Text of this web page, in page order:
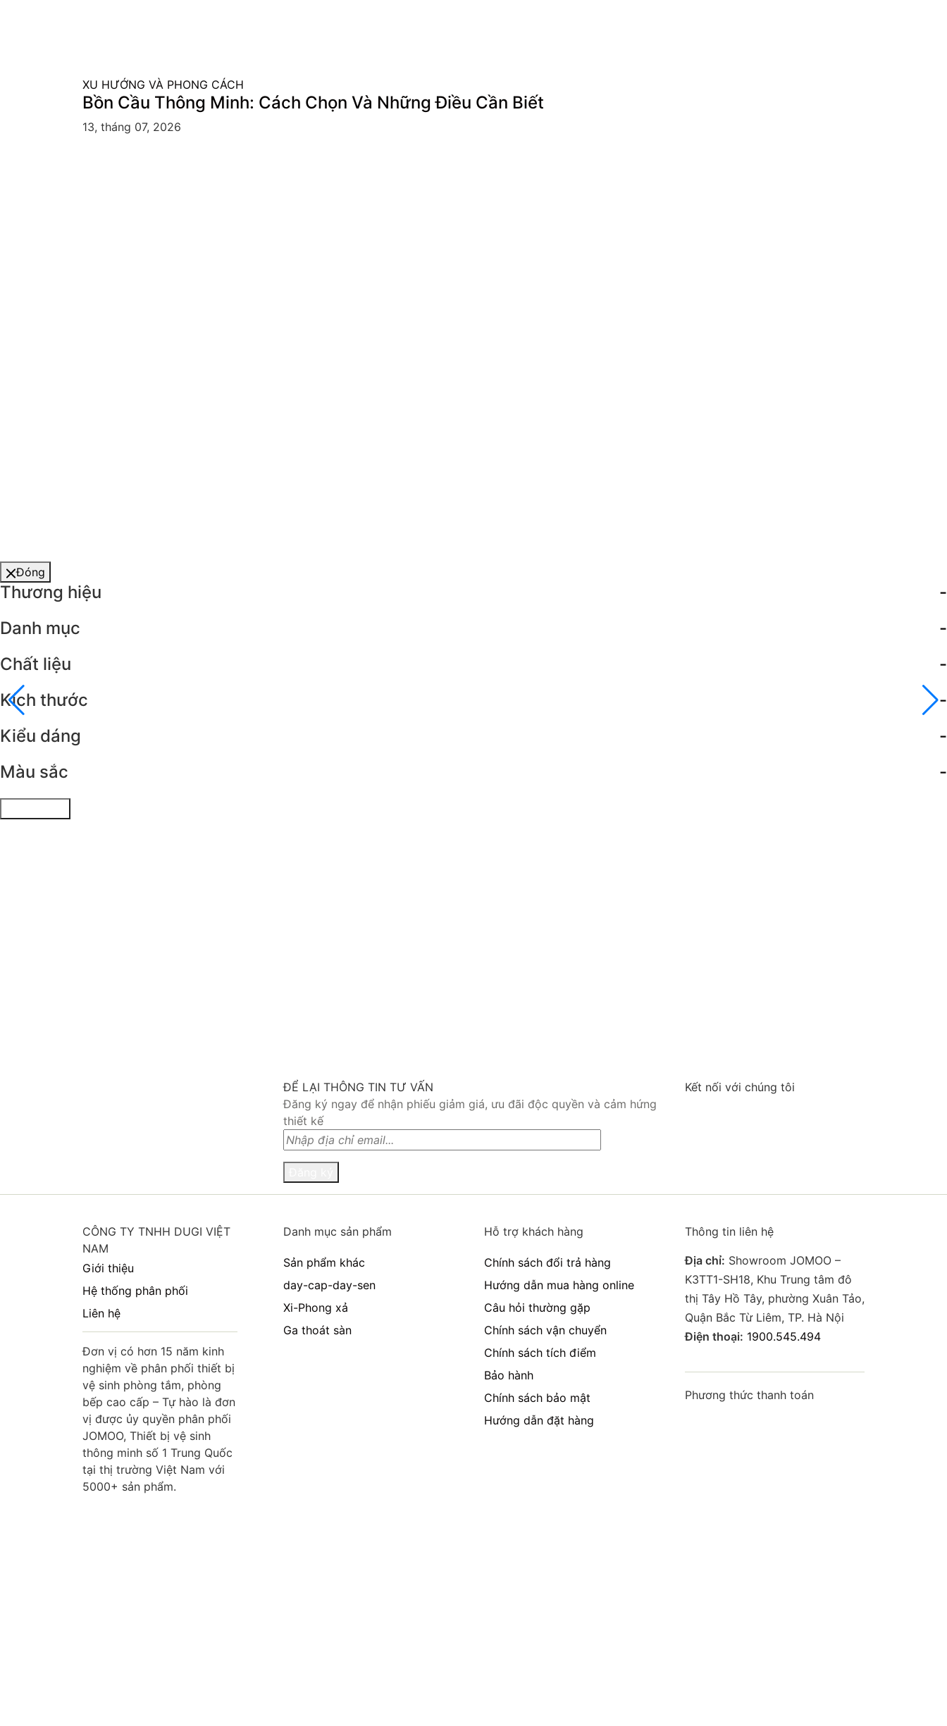
XU HƯỚNG VÀ PHONG CÁCH
Bồn Cầu Thông Minh: Cách Chọn Và Những Điều Cần Biết
13, tháng 07, 2026
Đóng
Thương hiệu
-
Danh mục
-
Chất liệu
-
Kích thước
-
Kiểu dáng
-
Màu sắc
-
ĐỂ LẠI THÔNG TIN TƯ VẤN
Đăng ký ngay để nhận phiếu giảm giá, ưu đãi độc quyền và cảm hứng
thiết kế
Kết nối với chúng tôi
CÔNG TY TNHH DUGI VIỆT
NAM
Giới thiệu
Hệ thống phân phối
Liên hệ
Đơn vị có hơn 15 năm kinh
nghiệm về phân phối thiết bị
vệ sinh phòng tắm, phòng
bếp cao cấp – Tự hào là đơn
vị được ủy quyền phân phối
JOMOO, Thiết bị vệ sinh
thông minh số 1 Trung Quốc
tại thị trường Việt Nam với
5000+ sản phẩm.
Danh mục sản phẩm
Sản phẩm khác
day-cap-day-sen
Xi-Phong xả
Ga thoát sàn
Hỗ trợ khách hàng
Chính sách đổi trả hàng
Hướng dẫn mua hàng online
Câu hỏi thường gặp
Chính sách vận chuyển
Chính sách tích điểm
Bảo hành
Chính sách bảo mật
Hướng dẫn đặt hàng
Thông tin liên hệ
Địa chỉ: Showroom JOMOO –
K3TT1-SH18, Khu Trung tâm đô
thị Tây Hồ Tây, phường Xuân Tảo,
Quận Bắc Từ Liêm, TP. Hà Nội
Điện thoại: 1900.545.494
Phương thức thanh toán